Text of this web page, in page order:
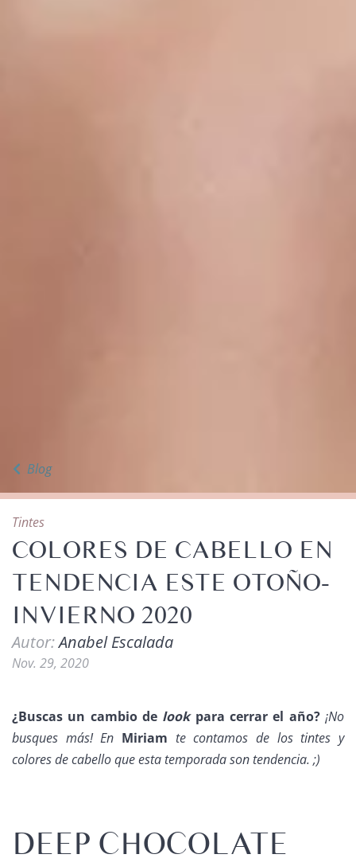
Blog
Tintes
COLORES DE CABELLO EN
TENDENCIA ESTE OTOÑO-
INVIERNO 2020
Autor:Anabel Escalada
Nov. 29, 2020
¿Buscas un cambio de lookpara cerrar el año?¡No
busques más! En Miriam te contamos de los tintes y
colores de cabello que esta temporada son tendencia. ;)
DEEP CHOCOLATE